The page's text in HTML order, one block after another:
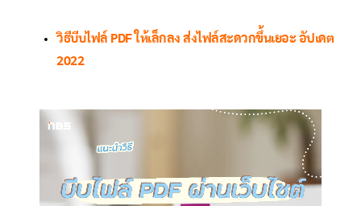
วิธีบีบไฟล์ PDF ให้เล็กลง ส่งไฟล์สะดวกขึ้นเยอะ อัปเดต
2022